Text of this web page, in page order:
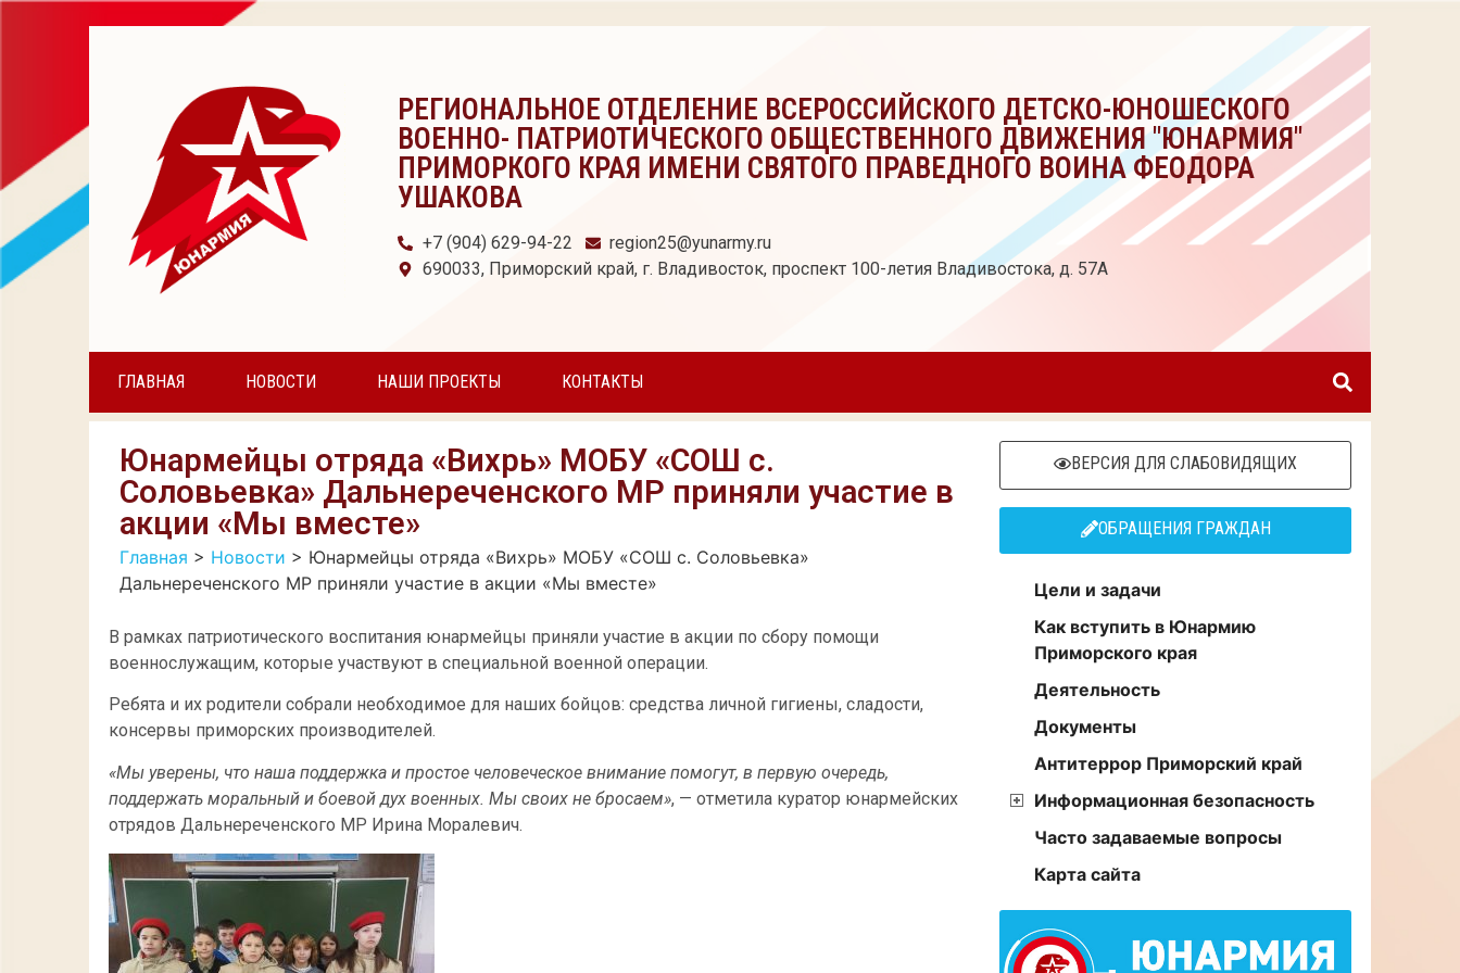
РЕГИОНАЛЬНОЕ ОТДЕЛЕНИЕ ВСЕРОССИЙСКОГО ДЕТСКО-ЮНОШЕСКОГО
ВОЕННО- ПАТРИОТИЧЕСКОГО ОБЩЕСТВЕННОГО ДВИЖЕНИЯ "ЮНАРМИЯ"
ПРИМОРКОГО КРАЯ ИМЕНИ СВЯТОГО ПРАВЕДНОГО ВОИНА ФЕОДОРА
УШАКОВА
+7 (904) 629-94-22
region25@yunarmy.ru
690033, Приморский край, г. Владивосток, проспект 100-летия Владивостока, д. 57А
ГЛАВНАЯ НОВОСТИ НАШИ ПРОЕКТЫ КОНТАКТЫ
Юнармейцы отряда «Вихрь» МОБУ «СОШ с.
Соловьевка» Дальнереченского МР приняли участие в
акции «Мы вместе»
Главная > Новости > Юнармейцы отряда «Вихрь» МОБУ «СОШ с. Соловьевка»
Дальнереченского МР приняли участие в акции «Мы вместе»
В рамках патриотического воспитания юнармейцы приняли участие в акции по сбору помощи
военнослужащим, которые участвуют в специальной военной операции.
Ребята и их родители собрали необходимое для наших бойцов: средства личной гигиены, сладости,
консервы приморских производителей.
«Мы уверены, что наша поддержка и простое человеческое внимание помогут, в первую очередь,
поддержать моральный и боевой дух военных. Мы своих не бросаем», — отметила куратор юнармейских
отрядов Дальнереченского МР Ирина Моралевич.
ВЕРСИЯ ДЛЯ СЛАБОВИДЯЩИХ
ОБРАЩЕНИЯ ГРАЖДАН
Цели и задачи
Как вступить в Юнармию
Приморского края
Деятельность
Документы
Антитеррор Приморский край
Информационная безопасность
Часто задаваемые вопросы
Карта сайта